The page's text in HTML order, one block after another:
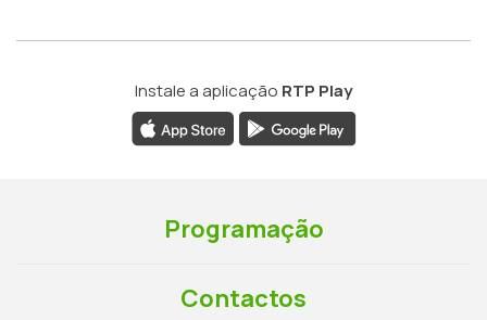
Instale a aplicação RTP Play
Programação
Contactos